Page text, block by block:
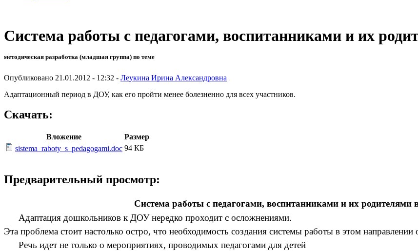
Система работы с педагогами, воспитанниками и их
методическая разработка (младшая группа) по теме
Опубликовано 21.01.2012 - 12:32 - Леукина Ирина Александровна
Адаптационный период в ДОУ, как его пройти менее болезненно для всех участников.
Скачать:
Вложение
Размер
sistema_raboty_s_pedagogami.doc 94 КБ
Предварительный просмотр:
Система работы с педагогами, воспитанниками и их родителями
Адаптация дошкольников к ДОУ нередко проходит с осложнениями.
Эта проблема стоит настолько остро, что необходимость создания системы работы в этом направлении
Речь идет не только о мероприятиях, проводимых педагогами для детей